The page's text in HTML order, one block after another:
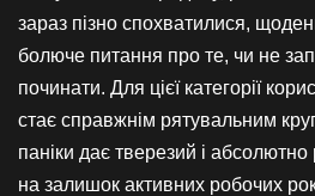
зараз пізно спохватилися,
болюче питання про те, чи не
починати. Для цієї категорії
стає справжнім рятувальним
паніки дає тверезий і абсолютно
на залишок активних робочих